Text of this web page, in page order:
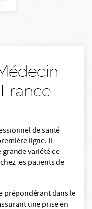
de santé
ligne. Il
variété de
les patients de
prépondérant dans le
une prise en